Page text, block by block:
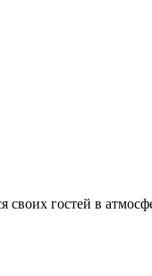
своих гостей в